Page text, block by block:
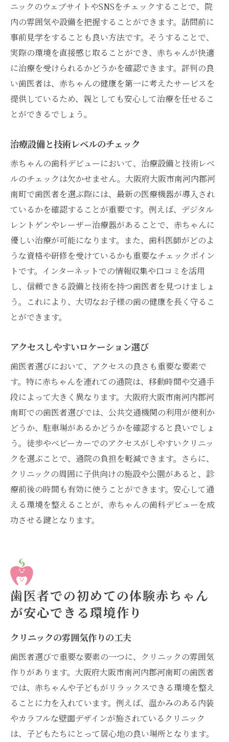
ニックのウェブサイトやSNSをチェックすることで、院
内の雰囲気や設備を把握することができます。訪問前に
事前見学をすることも良い方法です。そうすることで、
実際の環境を直接感じ取ることができ、赤ちゃんが快適
に治療を受けられるかどうかを確認できます。評判の良
い歯医者は、赤ちゃんの健康を第一に考えたサービスを
提供しているため、親としても安心して治療を任せるこ
とができるでしょう。
治療設備と技術レベルのチェック
赤ちゃんの歯科デビューにおいて、治療設備と技術レベ
ルのチェックは欠かせません。大阪府大阪市南河内郡河
南町で歯医者を選ぶ際には、最新の医療機器が導入され
ているかを確認することが重要です。例えば、デジタル
レントゲンやレーザー治療器があることで、赤ちゃんに
優しい治療が可能になります。また、歯科医師がどのよ
うな資格や研修を受けているかも重要なチェックポイン
トです。インターネットでの情報収集や口コミを活用
し、信頼できる設備と技術を持つ歯医者を見つけましょ
う。これにより、大切なお子様の歯の健康を長く守るこ
とができます。
アクセスしやすいロケーション選び
歯医者選びにおいて、アクセスの良さも重要な要素で
す。特に赤ちゃんを連れての通院は、移動時間や交通手
段によって大きく異なります。大阪府大阪市南河内郡河
南町での歯医者選びでは、公共交通機関の利用が便利か
どうか、駐車場があるかどうかを確認すると良いでしょ
う。徒歩やベビーカーでのアクセスがしやすいクリニッ
クを選ぶことで、通院の負担を軽減できます。さらに、
クリニックの周囲に子供向けの施設や公園があると、診
療前後の時間も有効に使うことができます。安心して通
える環境を整えることが、赤ちゃんの歯科デビューを成
功させる鍵となります。
歯医者での初めての体験赤ちゃん
が安心できる環境作り
クリニックの雰囲気作りの工夫
歯医者選びで重要な要素の一つに、クリニックの雰囲気
作りがあります。大阪府大阪市南河内郡河南町の歯医者
では、赤ちゃんや子どもがリラックスできる環境を整え
ることに力を入れています。例えば、温かみのある内装
やカラフルな壁面デザインが施されているクリニック
は、子どもたちにとって居心地の良い場所となります。